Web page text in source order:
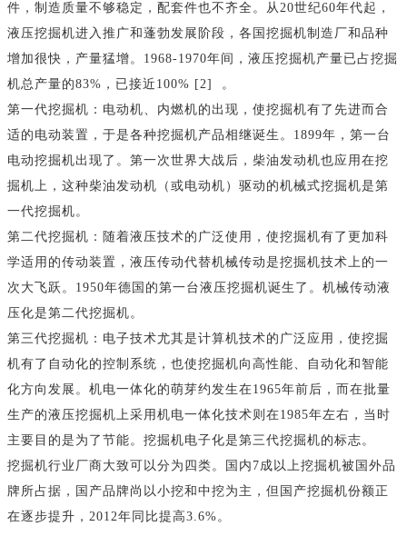
件，制造质量不够稳定，配套件也不齐全。从20世纪60年代起，
液压挖掘机进入推广和蓬勃发展阶段，各国挖掘机制造厂和品种
增加很快，产量猛增。1968-1970年间，液压挖掘机产量已占挖掘
机总产量的83%，已接近100% [2] 。
第一代挖掘机：电动机、内燃机的出现，使挖掘机有了先进而合
适的电动装置，于是各种挖掘机产品相继诞生。1899年，第一台
电动挖掘机出现了。第一次世界大战后，柴油发动机也应用在挖
掘机上，这种柴油发动机（或电动机）驱动的机械式挖掘机是第
一代挖掘机。
第二代挖掘机：随着液压技术的广泛使用，使挖掘机有了更加科
学适用的传动装置，液压传动代替机械传动是挖掘机技术上的一
次大飞跃。1950年德国的第一台液压挖掘机诞生了。机械传动液
压化是第二代挖掘机。
第三代挖掘机：电子技术尤其是计算机技术的广泛应用，使挖掘
机有了自动化的控制系统，也使挖掘机向高性能、自动化和智能
化方向发展。机电一体化的萌芽约发生在1965年前后，而在批量
生产的液压挖掘机上采用机电一体化技术则在1985年左右，当时
主要目的是为了节能。挖掘机电子化是第三代挖掘机的标志。
挖掘机行业厂商大致可以分为四类。国内7成以上挖掘机被国外品
牌所占据，国产品牌尚以小挖和中挖为主，但国产挖掘机份额正
在逐步提升，2012年同比提高3.6%。